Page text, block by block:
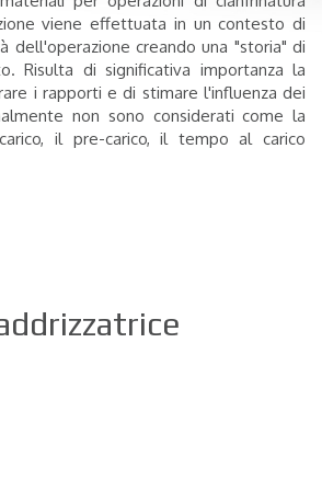
viene effettuata in un contesto di
dell'operazione creando una "storia" di
Risulta di significativa importanza la
i rapporti e di stimare l'influenza dei
non sono considerati come la
il pre-carico, il tempo al carico